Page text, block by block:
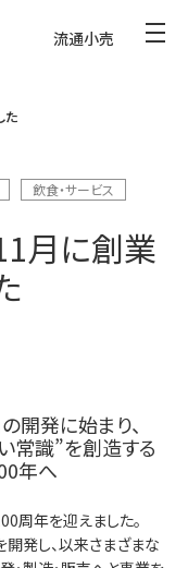
流通小売
た
飲食・サービス
月に創業
開発に始まり、
常識”を創造する
年へ
周年を迎えました。
開発し、以来さまざまな